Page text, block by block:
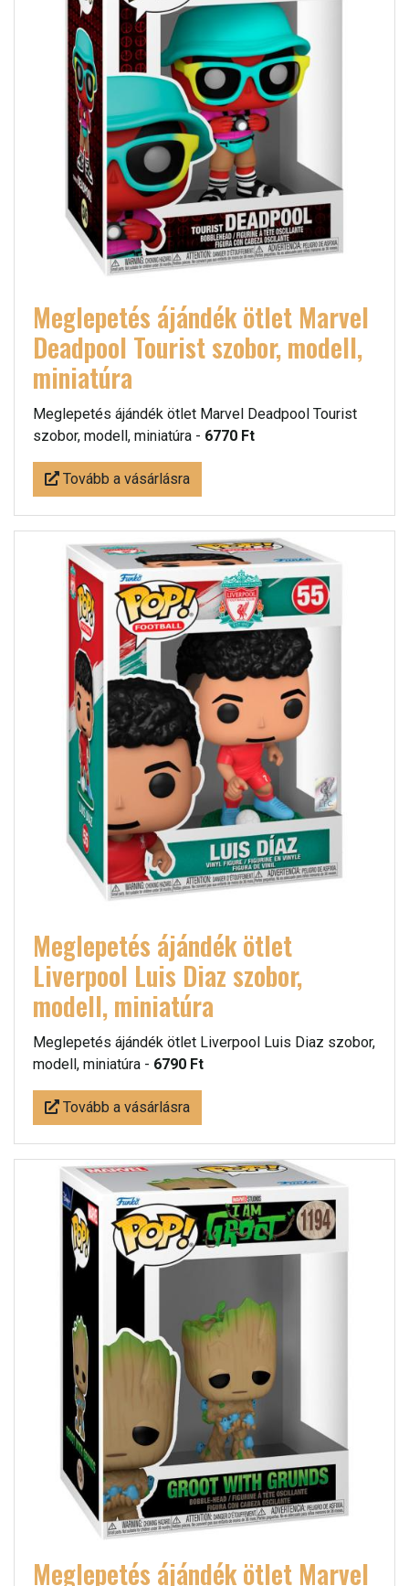
Meglepetés ájándék ötlet Marvel
Deadpool Tourist szobor, modell,
miniatúra
Meglepetés ájándék ötlet Marvel Deadpool Tourist
szobor, modell, miniatúra - 6770 Ft
Tovább a vásárlásra
Meglepetés ájándék ötlet
Liverpool Luis Diaz szobor,
modell, miniatúra
Meglepetés ájándék ötlet Liverpool Luis Diaz szobor,
modell, miniatúra - 6790 Ft
Tovább a vásárlásra
Meglepetés ájándék ötlet Marvel